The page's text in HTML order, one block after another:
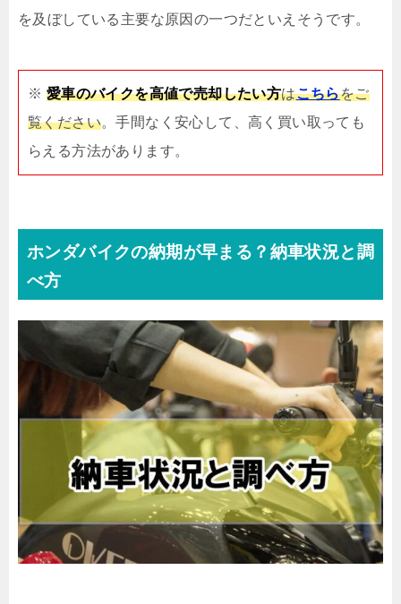
を及ぼしている主要な原因の一つだといえそうです。
※ 愛車のバイクを高値で売却したい方はこちらをご
覧ください。手間なく安心して、高く買い取っても
らえる方法があります。
ホンダバイクの納期が早まる？納車状況と調
べ方